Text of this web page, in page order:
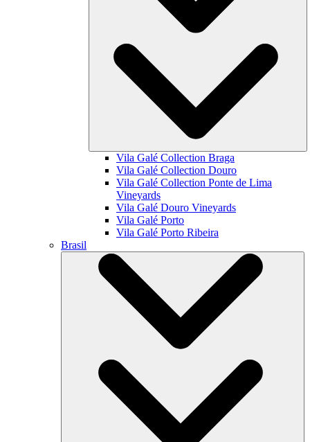
Vila Galé Collection Braga
Vila Galé Collection Douro
Vila Galé Collection Ponte de Lima
Vineyards
Vila Galé Douro Vineyards
Vila Galé Porto
Vila Galé Porto Ribeira
Brasil